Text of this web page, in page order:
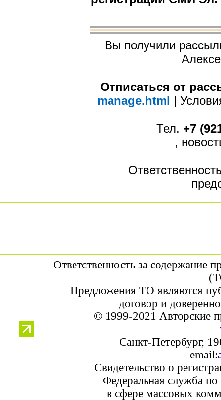
Вы получили
Отписаться от
manage.html |
Тел. +7
,
Ответственность за содержание
Предложения ТО являются
договор и
© 1999-2021 Авторские
Санкт-Петербург,
email:
Свидетельство о
Федеральная служба по
в сфере массовых